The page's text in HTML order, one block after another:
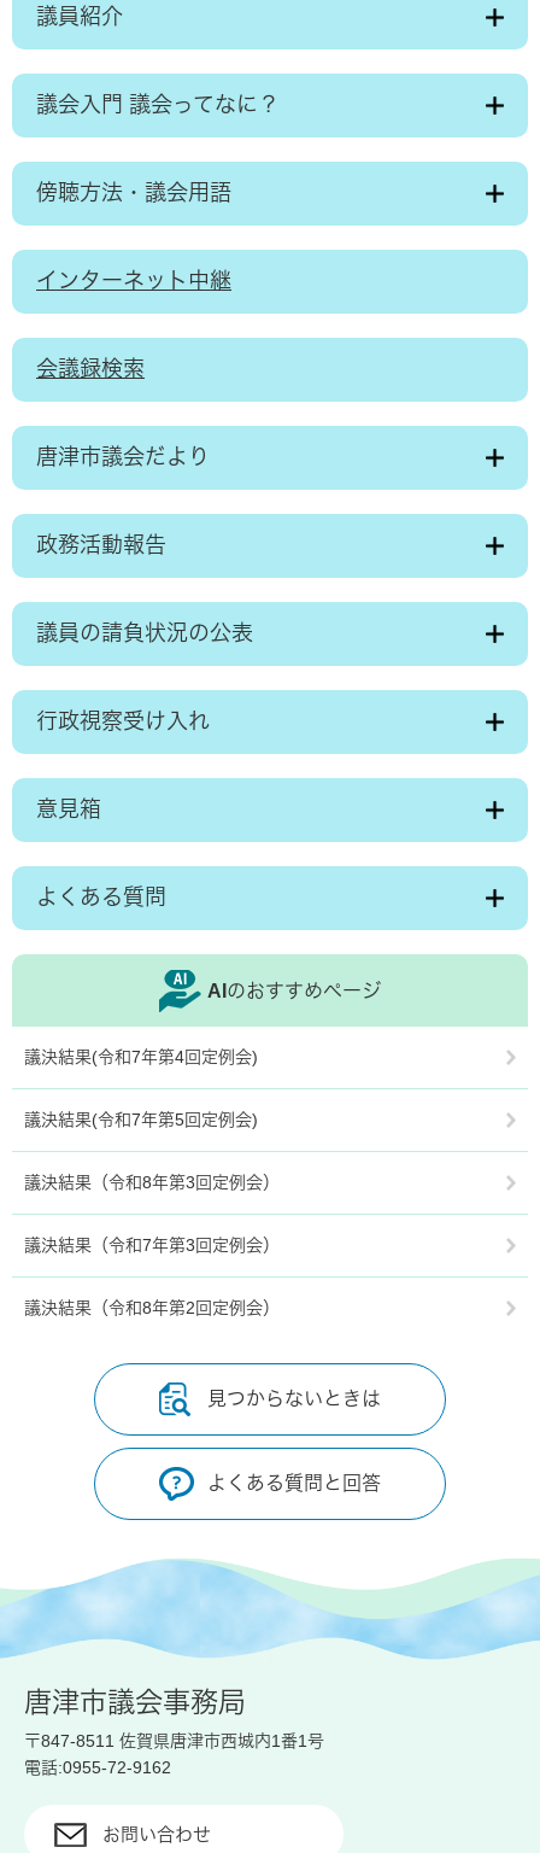
議員紹介
議会入門 議会ってなに？
傍聴方法・議会用語
インターネット中継
会議録検索
唐津市議会だより
政務活動報告
議員の請負状況の公表
行政視察受け入れ
意見箱
よくある質問
AIのおすすめページ
議決結果(令和7年第4回定例会)
議決結果(令和7年第5回定例会)
議決結果（令和8年第3回定例会）
議決結果（令和7年第3回定例会）
議決結果（令和8年第2回定例会）
見つからないときは
よくある質問と回答
唐津市議会事務局
〒847-8511 佐賀県唐津市西城内1番1号
電話:0955-72-9162
お問い合わせ